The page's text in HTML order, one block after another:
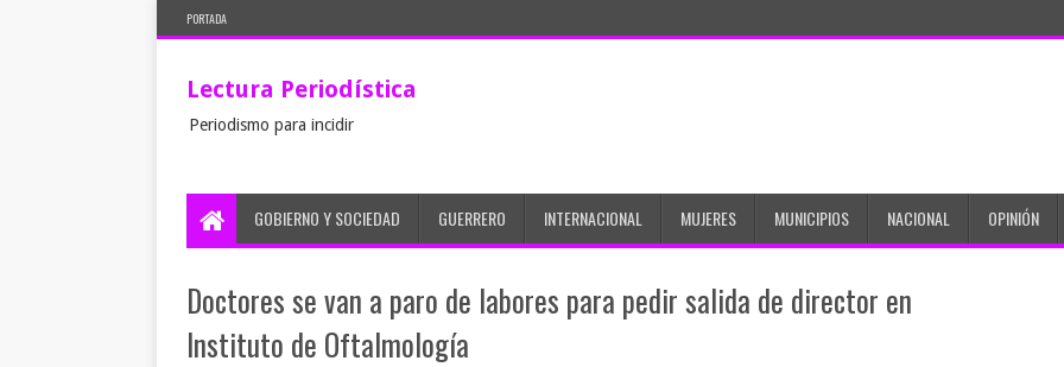
PORTADA
Lectura Periodística
Periodismo para incidir
GOBIERNO Y SOCIEDAD GUERRERO INTERNACIONAL MUJERES MUNICIPIOS NACIONAL OPINIÓN
Doctores se van a paro de labores para pedir salida de director en
Instituto de Oftalmología